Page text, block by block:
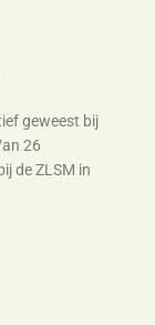
geweest bij
26
de ZLSM in